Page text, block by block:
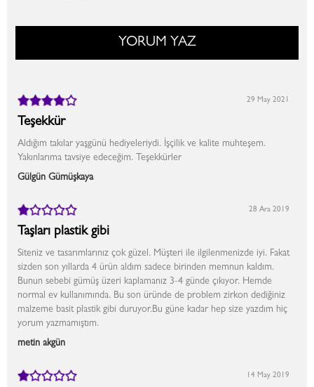
YORUM YAZ
Teşekkür
Aldığım takılar yaşgünü hediyeleriydi. İşçilik ve kalite muhteşem.
Yakınlarıma tavsiye edeceğim. Teşekkürler
Gülgün Gümüşkaya
29 May 2021
Taşları plastik gibi
Siteniz ve tasarımlarınız çok güzel. Müşteri ile ilgilenmenizde iyi. Fakat
sizden son yıllarda 4 ürün aldım sadece birinden memnun kaldım.
Bunun sebebi gümüş üzeri kaplamanız 3-4 günde çıkıyor. Hemde
normal ev kullanımında. Bu son üründe de problem zirkon dediğiniz
malzeme basit plastik gibi duruyor.Bu güne kadar hep size yazdım hiç
yorum yazmamıştım.
metin akgün
28 Ara 2019
14 May 2019